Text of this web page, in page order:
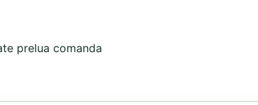
prelua comanda